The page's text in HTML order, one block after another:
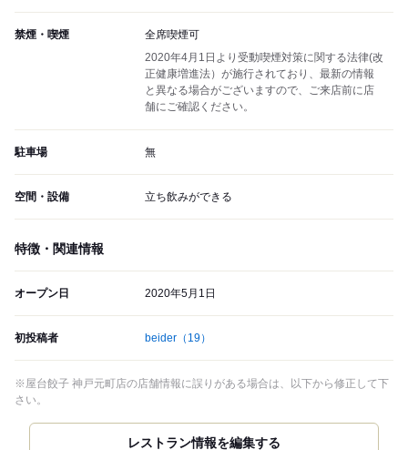
禁煙・喫煙
全席喫煙可
2020年4月1日より受動喫煙対策に関する法律(改
正健康増進法）が施行されており、最新の情報
と異なる場合がございますので、ご来店前に店
舗にご確認ください。
駐車場 無
空間・設備 立ち飲みができる
特徴・関連情報
オープン日 2020年5月1日
初投稿者 beider （19）
※屋台餃子 神戸元町店の店舗情報に誤りがある場合は、以下から修正して下
さい。